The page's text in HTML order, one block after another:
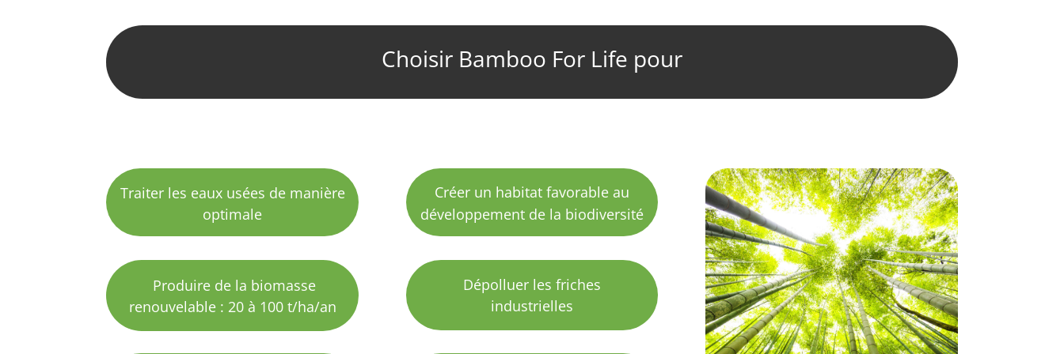
Choisir Bamboo For Life pour
Traiter les eaux usées de manière
optimale
Produire de la biomasse
renouvelable : 20 à 100 t/ha/an
Créer un habitat favorable au
développement de la biodiversité
Dépolluer les friches
industrielles